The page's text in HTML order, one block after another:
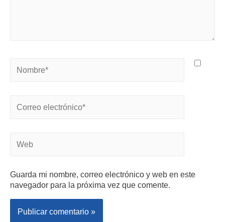
Guarda mi nombre, correo electrónico y web en este
navegador para la próxima vez que comente.